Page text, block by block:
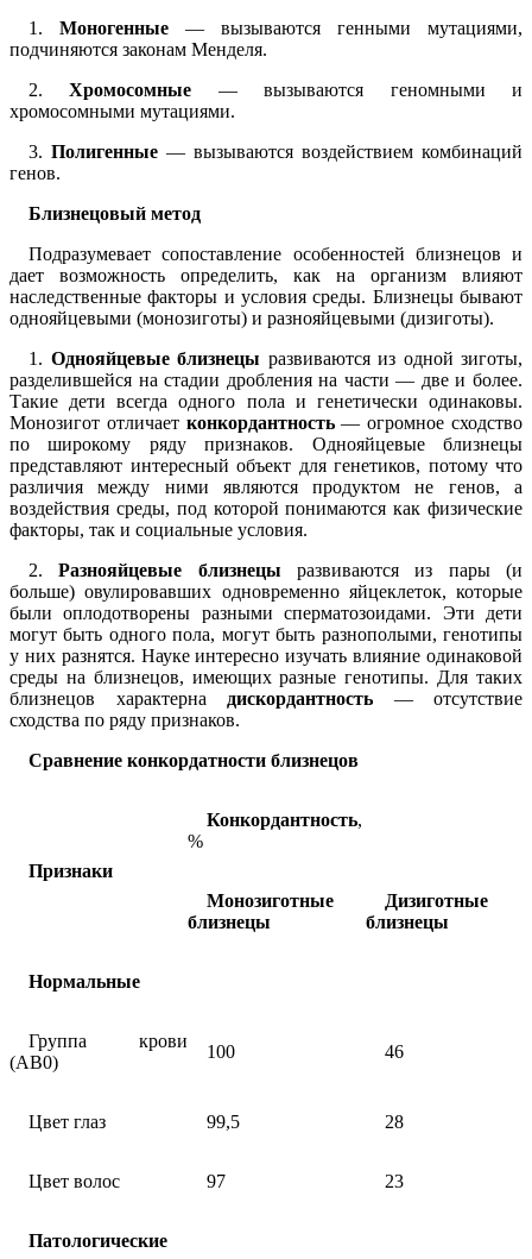
1. Моногенные — вызываются генными мутациями,
подчиняются законам Менделя.
2.Хромосомные — вызываются геномными и
хромосомными мутациями.
3. Полигенные — вызываются воздействием комбинаций
генов.
Близнецовый метод
Подразумевает сопоставление особенностей близнецов и
дает возможность определить, как на организм влияют
наследственные факторы и условия среды. Близнецы бывают
однояйцевыми (монозиготы) и разнояйцевыми (дизиготы).
1. Однояйцевые близнецы развиваются из одной зиготы,
разделившейся на стадии дробления на части — две и более.
Такие дети всегда одного пола и генетически одинаковы.
Монозигот отличает конкордантность— огромное сходство
по широкому ряду признаков. Однояйцевые близнецы
представляют интересный объект для генетиков, потому что
различия между ними являются продуктом не генов, а
воздействия среды, под которой понимаются как физические
факторы, так и социальные условия.
2.Разнояйцевые близнецы развиваются из пары (и
больше) овулировавших одновременно яйцеклеток, которые
были оплодотворены разными сперматозоидами. Эти дети
могут быть одного пола, могут быть разнополыми, генотипы
у них разнятся. Науке интересно изучать влияние одинаковой
среды на близнецов, имеющих разные генотипы. Для таких
близнецов характерна дискордантность — отсутствие
сходства по ряду признаков.
Сравнение конкордатности близнецов
Признаки
Конкордантность,
%
Монозиготные
близнецы
Дизиготные
близнецы
Нормальные
Группа крови
(АВ0)
100 46
Цвет глаз 99,5 28
Цвет волос 97 23
Патологические